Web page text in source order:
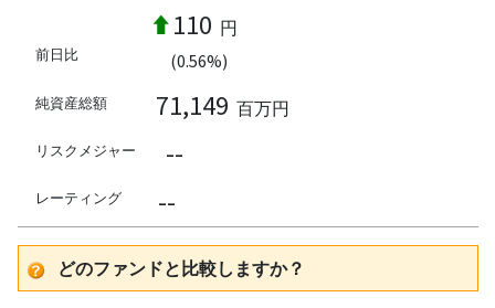
前日比
110 円
(0.56%)
純資産総額 71,149 百万円
リスクメジャー --
レーティング --
どのファンドと比較しますか？